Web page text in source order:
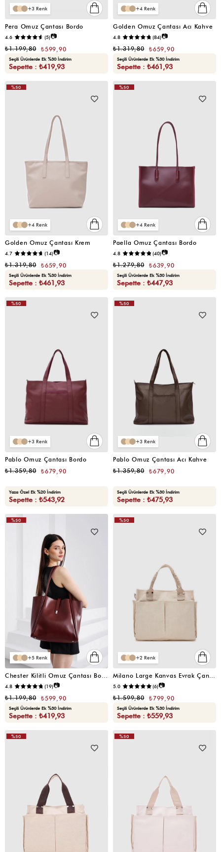
3
Pera Omuz Çantası Bordo
4.6 (5)📷
₺599,90
₺1.199,80
Seçili Ürünlerde Ek %30 İndirim
Sepette : ₺419,93
4
Golden Omuz Çantası Acı Kahve
4.8 (84)📷
₺659,90
₺1.319,80
Seçili Ürünlerde Ek %30 İndirim
Sepette : ₺461,93
4
Golden Omuz Çantası Krem
4.7 (14)📷
₺659,90
₺1.319,80
Seçili Ürünlerde Ek %30 İndirim
Sepette : ₺461,93
%50
4
Paella Omuz Çantası Bordo
4.8 (40)📷
₺639,90
₺1.279,80
Seçili Ürünlerde Ek %30 İndirim
Sepette : ₺447,93
%50
3
Pablo Omuz Çantası Bordo
₺679,90
₺1.359,80
Yaza Özel Ek %20 İndirim
Sepette : ₺543,92
%50
3
Pablo Omuz Çantası Acı Kahve
₺679,90
₺1.359,80
Seçili Ürünlerde Ek %30 İndirim
Sepette : ₺475,93
%50
5
Chester Kilitli Omuz Çantası Bordo
4.8 (19)📷
₺599,90
₺1.199,80
Seçili Ürünlerde Ek %30 İndirim
Sepette : ₺419,93
%50
2
Milano Large Kanvas Evrak Çantası Krem
5.0 (6)📷
₺799,90
₺1.599,80
Seçili Ürünlerde Ek %30 İndirim
Sepette : ₺559,93
%50
%50
%50